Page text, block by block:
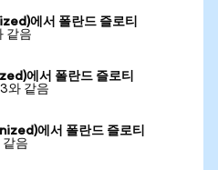
에서 폴란드 즐로티
같음
에서 폴란드 즐로티
와 같음
에서 폴란드 즐로티
같음